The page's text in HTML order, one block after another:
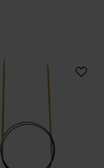
Rundstricknadel